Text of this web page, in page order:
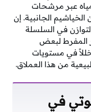
عبر مرشحات
الجانبية. إن
في السلسلة
المفرط لبعض
في مستويات
من هذا العملاق.
في